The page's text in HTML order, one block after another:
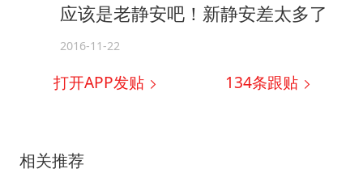
应该是老静安吧！新静安差太多了
2016-11-22
打开APP发贴 134条跟贴
相关推荐